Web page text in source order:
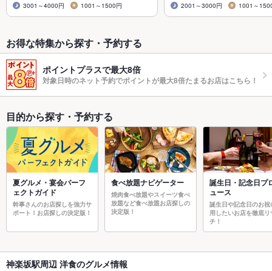
3001～4000円 1001～1500円 2001～3000円 1001～
お得な特集から探す・予約する
ポイントプラスで最大8倍
対象日時のネット予約でポイントが最大8倍たまるお店はこちら！
目的から探す・予約する
夏グルメ・宴会パーフ
ェクトガイド
幹事さんのお店探しを強力サ
ポート！お店探しの決定版！
食べ放題ナビゲーター
焼肉食べ放題やスイーツ食べ
放題など食べ放題お店探しの
決定版！
誕生日・記念日プ
ュース
誕生日や記念日のお祝
用したいお店を徹底リ
チ！
神楽坂駅周辺 洋食のグルメ情報